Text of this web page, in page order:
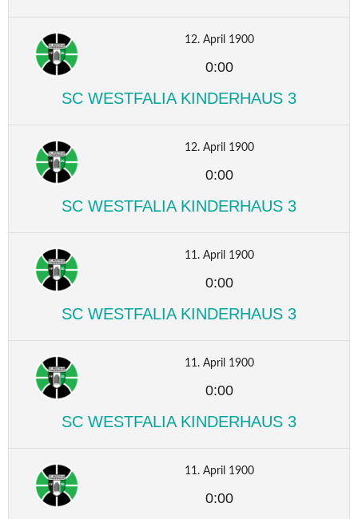
12. April 1900
0:00
SC WESTFALIA KINDERHAUS 3
12. April 1900
0:00
SC WESTFALIA KINDERHAUS 3
11. April 1900
0:00
SC WESTFALIA KINDERHAUS 3
11. April 1900
0:00
SC WESTFALIA KINDERHAUS 3
11. April 1900
0:00